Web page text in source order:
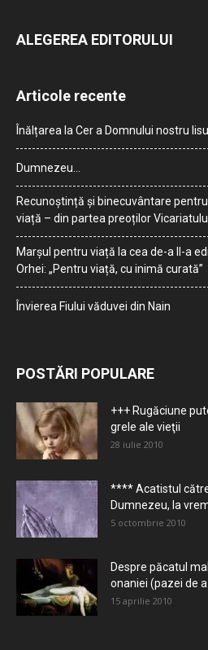
ALEGEREA EDITORULUI
Articole recente
Înălțarea la Cer a Domnului nostru
Dumnezeu…
Recunoștință și binecuvântare
viață – din partea preoților
Marșul pentru viață la cea de-a II-a
Orhei: „Pentru viață, cu inimă curată”
Învierea Fiului văduvei din Nain
POSTĂRI POPULARE
+++ Rugăciune
grele ale vieţii
28 iulie 2010
**** Acatistul
Dumnezeu, la
5 octombrie 2010
Despre păcatul
onaniei (pazei de a
15 aprilie 2010